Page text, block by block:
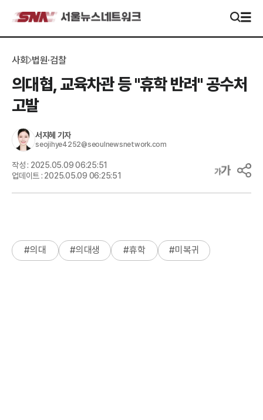
사회 법원·검찰
의대협, 교육차관 등 "휴학 반려" 공수처
고발
서지혜 기자
seojihye4252@seoulnewsnetwork.com
작성 : 2025.05.09 06:25:51
업데이트 : 2025.05.09 06:25:51
#의대 #의대생 #휴학 #미복귀